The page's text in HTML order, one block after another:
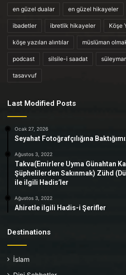
en güzel dualar en güzel hikayeler
ibadetler ibretlik hikayeler Köşe
köşe yazıları alıntılar müslüman
podcast silsile-i saadat
tasavvuf
Last Modified Posts
Ocak 27, 2026
Seyahat Fotoğrafçılığına
Ağustos 3, 2022
Takva(Emirlere Uyma Günahtan
Şüphelilerden Sakınmak) Zühd
ile ilgili Hadis’ler
Ağustos 3, 2022
Ahiretle ilgili Hadis-i Şerifler
Destinations
İslam